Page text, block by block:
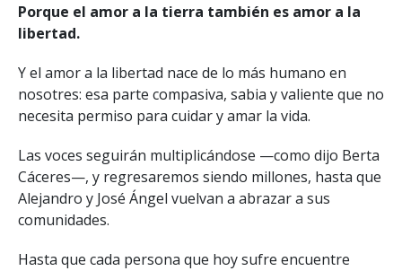
Porque el amor a la tierra también es amor a la
libertad.
Y el amor a la libertad nace de lo más humano en
nosotres: esa parte compasiva, sabia y valiente que no
necesita permiso para cuidar y amar la vida.
Las voces seguirán multiplicándose —como dijo Berta
Cáceres—, y regresaremos siendo millones, hasta que
Alejandro y José Ángel vuelvan a abrazar a sus
comunidades.
Hasta que cada persona que hoy sufre encuentre